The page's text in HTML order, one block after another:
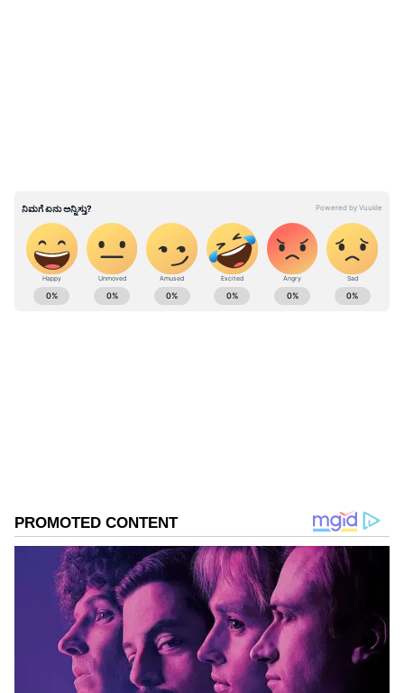
ABOUT THE AUTHOR